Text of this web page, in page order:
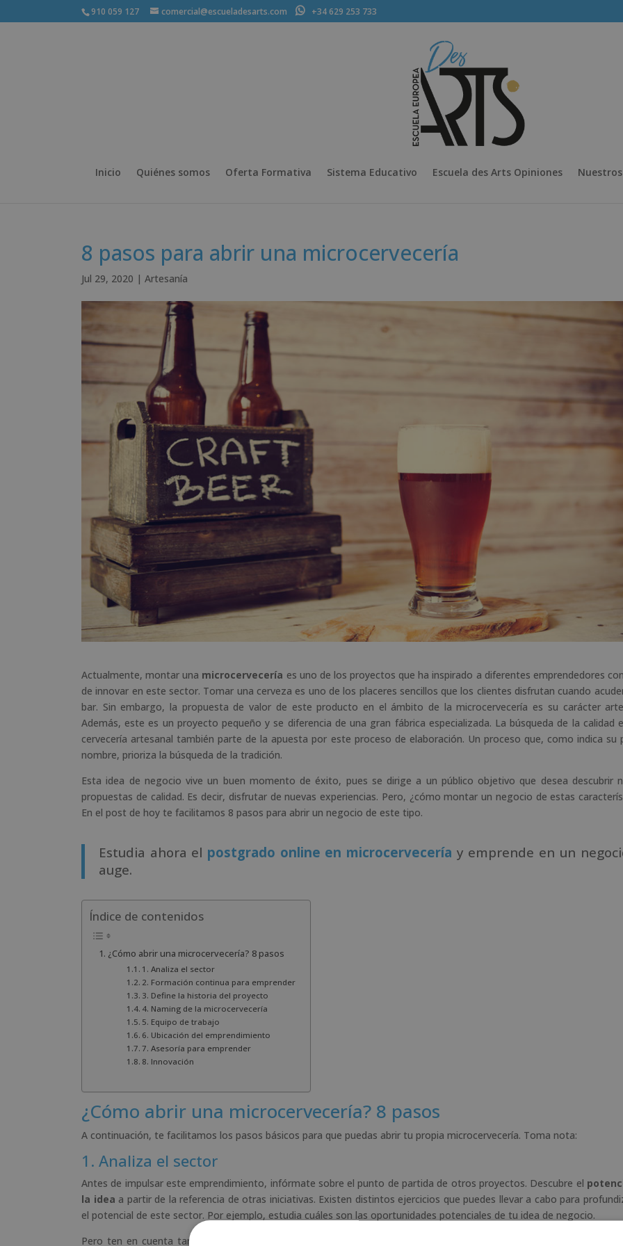
910 059 127 comercial@escueladesarts.com +34 629 253 733
Inicio Quiénes somos Oferta Formativa Sistema Educativo Escuela des Arts Opiniones
8 pasos para abrir una microcervecería
Jul 29, 2020 | Artesanía
Actualmente, montar una microcervecería es uno de los proyectos que ha inspirado a diferentes emprendedores
de innovar en este sector. Tomar una cerveza es uno de los placeres sencillos que los clientes disfrutan cuando
bar. Sin embargo, la propuesta de valor de este producto en el ámbito de la microcervecería es su carácter
Además, este es un proyecto pequeño y se diferencia de una gran fábrica especializada. La búsqueda de la calidad
cervecería artesanal también parte de la apuesta por este proceso de elaboración. Un proceso que, como indica su
nombre, prioriza la búsqueda de la tradición.
Esta idea de negocio vive un buen momento de éxito, pues se dirige a un público objetivo que desea descubrir
propuestas de calidad. Es decir, disfrutar de nuevas experiencias. Pero, ¿cómo montar un negocio de estas
En el post de hoy te facilitamos 8 pasos para abrir un negocio de este tipo.
Estudia ahora el postgrado online en microcervecería y emprende en un
auge.
Índice de contenidos
¿Cómo abrir una microcervecería? 8 pasos
1. Analiza el sector
2. Formación continua para emprender
3. Define la historia del proyecto
4. Naming de la microcervecería
5. Equipo de trabajo
6. Ubicación del emprendimiento
7. Asesoría para emprender
8. Innovación
¿Cómo abrir una microcervecería? 8 pasos
A continuación, te facilitamos los pasos básicos para que puedas abrir tu propia microcervecería. Toma nota:
1. Analiza el sector
Antes de impulsar este emprendimiento, infórmate sobre el punto de partida de otros proyectos. Descubre el
la idea a partir de la referencia de otras iniciativas. Existen distintos ejercicios que puedes llevar a cabo para
el potencial de este sector. Por ejemplo, estudia cuáles son las oportunidades potenciales de tu idea de negocio.
Pero ten en cuenta también